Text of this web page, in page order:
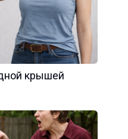
крышей